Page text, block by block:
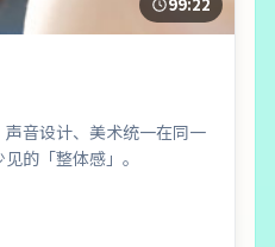
音设计、美术统一在同一
的「整体感」。